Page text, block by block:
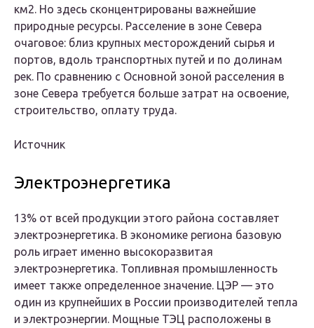
км2. Но здесь сконцентрированы важнейшие
природные ресурсы. Расселение в зоне Севера
очаговое: близ крупных месторождений сырья и
портов, вдоль транспортных путей и по долинам
рек. По сравнению с Основной зоной расселения в
зоне Севера требуется больше затрат на освоение,
строительство, оплату труда.
Источник
Электроэнергетика
13% от всей продукции этого района составляет
электроэнергетика. В экономике региона базовую
роль играет именно высокоразвитая
электроэнергетика. Топливная промышленность
имеет также определенное значение. ЦЭР — это
один из крупнейших в России производителей тепла
и электроэнергии. Мощные ТЭЦ расположены в